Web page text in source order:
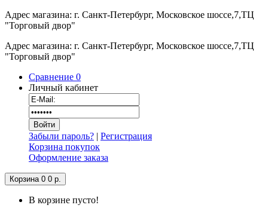
Адрес магазина: г. Санкт-Петербург, Московское шоссе,7,ТЦ
"Торговый двор"
Адрес магазина: г. Санкт-Петербург, Московское шоссе,7,ТЦ
"Торговый двор"
Сравнение 0
Личный кабинет
Забыли пароль? | Регистрация
Корзина покупок
Оформление заказа
Корзина 0 0 р.
В корзине пусто!